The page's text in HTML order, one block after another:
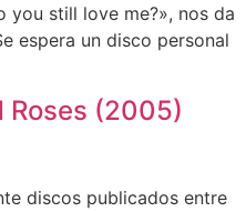
you still love me?», nos da
espera un disco personal
Roses (2005)
discos publicados entre